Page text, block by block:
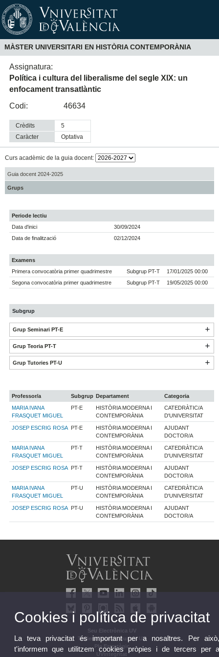
MÀSTER UNIVERSITARI EN HISTÒRIA CONTEMPORÀNIA
Assignatura:
Política i cultura del liberalisme del segle XIX: un
enfocament transatlàntic
Codi:
46634
Crèdits
5
Caràcter
optativa
Curs acadèmic de la guia docent:
Guia docent 2024-2025
Grups
Periode lectiu
Data d'inici
30/09/2024
Data de finalització
02/12/2024
Examens
Primera convocatòria primer quadrimestre
Subgrup PT-T
17/01/2025 00:00
Segona convocatòria primer quadrimestre
Subgrup PT-T 19/05/2025 00:00
Subgrup
Grup Seminari PT-E
Grup Teoria PT-T
Grup Tutories PT-U
Professor/a Subgrup Departament
Categoria
MARIA IVANA
FRASQUET MIGUEL
PT-E
HISTÒRIA MODERNA I
CONTEMPORÀNIA
CATEDRÀTIC/A
D'UNIVERSITAT
JOSEP ESCRIG ROSA PT-E
HISTÒRIA MODERNA I
CONTEMPORÀNIA
AJUDANT
DOCTOR/A
MARIA IVANA
FRASQUET MIGUEL
PT-T
HISTÒRIA MODERNA I
CONTEMPORÀNIA
CATEDRÀTIC/A
D'UNIVERSITAT
JOSEP ESCRIG ROSA PT-T
HISTÒRIA MODERNA I
CONTEMPORÀNIA
AJUDANT
DOCTOR/A
MARIA IVANA
FRASQUET MIGUEL
PT-U
HISTÒRIA MODERNA I
CONTEMPORÀNIA
CATEDRÀTIC/A
D'UNIVERSITAT
JOSEP ESCRIG ROSA PT-U
HISTÒRIA MODERNA I
CONTEMPORÀNIA
AJUDANT
DOCTOR/A
Seu Electrònica UV
Tauler oficial d'anuncis UV
Pla Estratègic
UVintegritat
Cookies i política de privacitat
La teva privacitat és important per a nosaltres. Per
t'informem que utilitzem cookies pròpies i de tercers per